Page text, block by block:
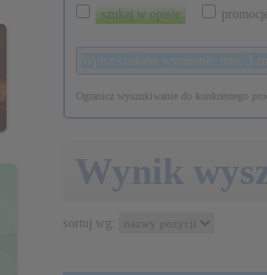
szukaj w opisie
Ogranicz wyszukiwanie do konkretnego
Wynik
sortuj wg: